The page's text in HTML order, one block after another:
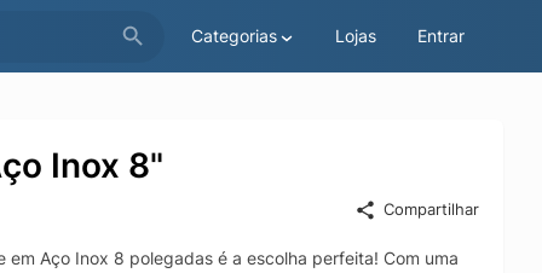
Categorias Lojas Entrar
Inox 8"
Compartilhar
Aço Inox 8 polegadas é a escolha perfeita! Com uma